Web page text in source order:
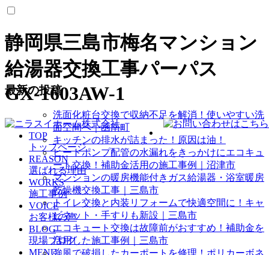
静岡県三島市梅名マンション
給湯器交換工事パーパス
GX-1603AW-1
TOP
トップページ
REASON
選ばれる理由
WORKS
施工事例
VOICE
お客様の声
BLOG
現場ブログ
MENU
最新の投稿
洗面化粧台交換で収納不足を解消！使いやすい洗
面空間へ｜函南町
キッチンの排水が詰まった！原因は油！
ヒートポンプ配管の水漏れをきっかけにエコキュ
ート交換！補助金活用の施工事例｜沼津市
マンションの暖房機能付きガス給湯器・浴室暖房
乾燥機交換工事｜三島市
トイレ交換と内装リフォームで快適空間に！キャ
ビネット・手すりも新設｜三島市
エコキュート交換は故障前がおすすめ！補助金を
活用した施工事例｜三島市
強風で破損したカーポートを修理！ポリカーボネ